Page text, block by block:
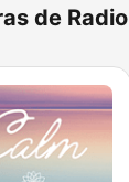
de